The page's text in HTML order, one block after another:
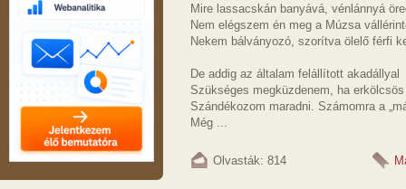
Mire lassacskán banyává, vénlánnyá
Nem elégszem én meg a Múzsa
Nekem bálványozó, szorítva ölelő férfi
De addig az általam felállított akadállyal
Szükséges megküzdenem, ha
Szándékozom maradni. Számomra a
Még ...
Olvasták: 814